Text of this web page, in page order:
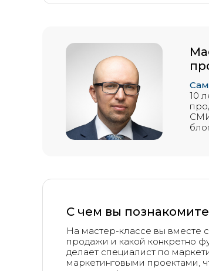
10
С чем вы
На мастер-классе вы вместе
продажи и какой конкретно
делает специалист по
маркетинговыми проектами,